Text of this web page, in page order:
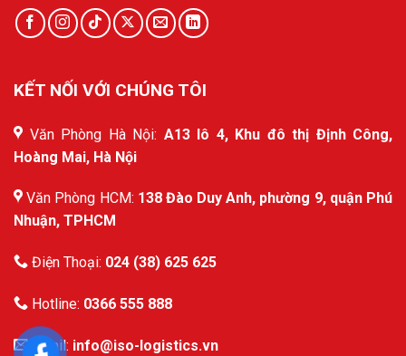
KẾT NỐI VỚI CHÚNG TÔI
Văn Phòng Hà Nội: A13 lô 4, Khu đô thị Định Công,
Hoàng Mai, Hà Nội
Văn Phòng HCM: 138 Đào Duy Anh, phường 9, quận Phú
Nhuận, TPHCM
Điện Thoại: 024 (38) 625 625
Hotline: 0366 555 888
Email: info@iso-logistics.vn